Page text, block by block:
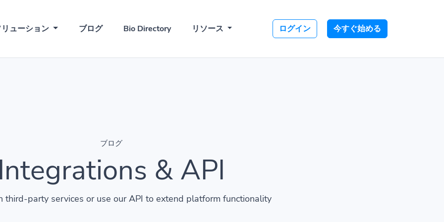
ューション ブログ Bio Directory リソース ログイン 今すぐ始める
ブログ
& API
third-party services or use our API to extend platform functionality